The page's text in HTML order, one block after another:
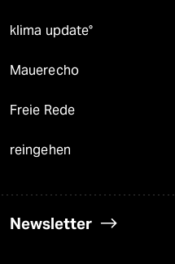
klima update°
Mauerecho
Freie Rede
reingehen
Newsletter